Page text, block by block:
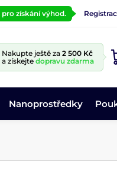
získání výhod.
Nakupte ještě za 2 500 Kč
a získejte dopravu zdarma
Nanoprostředky